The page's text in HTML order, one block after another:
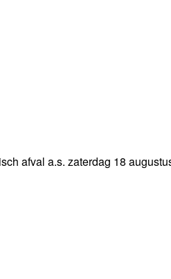
afval a.s. zaterdag 18